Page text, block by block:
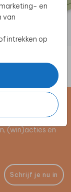
en
van
intrekken op
(win)acties en
Schrijf je nu in